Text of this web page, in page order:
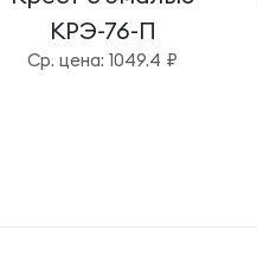
КРЭ-76-П
Cр. цена: 1049.4 ₽